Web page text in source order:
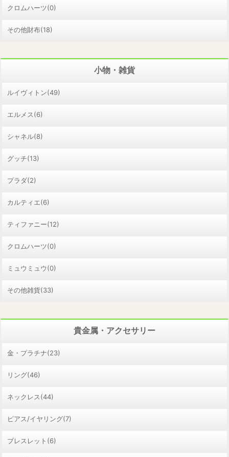
クロムハーツ(0)
その他財布(18)
小物・雑貨
ルイヴィトン(49)
エルメス(6)
シャネル(8)
グッチ(13)
プラダ(2)
カルティエ(6)
ティファニー(12)
クロムハーツ(0)
ミュウミュウ(0)
その他雑貨(33)
貴金属・アクセサリー
金・プラチナ(23)
リング(46)
ネックレス(44)
ピアス/イヤリング(7)
ブレスレット(6)